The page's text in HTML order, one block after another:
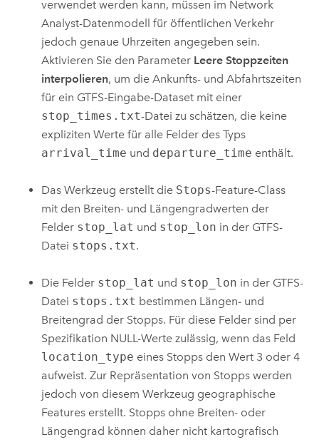
verwendet werden kann, müssen im Network
Analyst-Datenmodell für öffentlichen Verkehr
jedoch genaue Uhrzeiten angegeben sein.
Aktivieren Sie den Parameter Leere Stoppzeiten
interpolieren, um die Ankunfts- und Abfahrtszeiten
für ein GTFS-Eingabe-Dataset mit einer
stop_times.txt-Datei zu schätzen, die keine
expliziten Werte für alle Felder des Typs
arrival_time und departure_time enthält.
Das Werkzeug erstellt die Stops-Feature-Class
mit den Breiten- und Längengradwerten der
Felder stop_lat und stop_lon in der GTFS-
Datei stops.txt.
Die Felder stop_lat und stop_lon in der GTFS-
Datei stops.txt bestimmen Längen- und
Breitengrad der Stopps. Für diese Felder sind per
Spezifikation NULL-Werte zulässig, wenn das Feld
location_type eines Stopps den Wert 3 oder 4
aufweist. Zur Repräsentation von Stopps werden
jedoch von diesem Werkzeug geographische
Features erstellt. Stopps ohne Breiten- oder
Längengrad können daher nicht kartografisch